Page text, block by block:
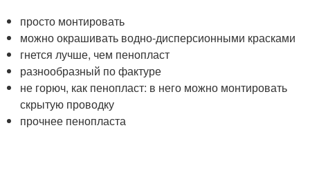
просто монтировать
можно окрашивать водно-дисперсионными красками
гнется лучше, чем пенопласт
разнообразный по фактуре
не горюч, как пенопласт: в него можно монтировать
скрытую проводку
прочнее пенопласта